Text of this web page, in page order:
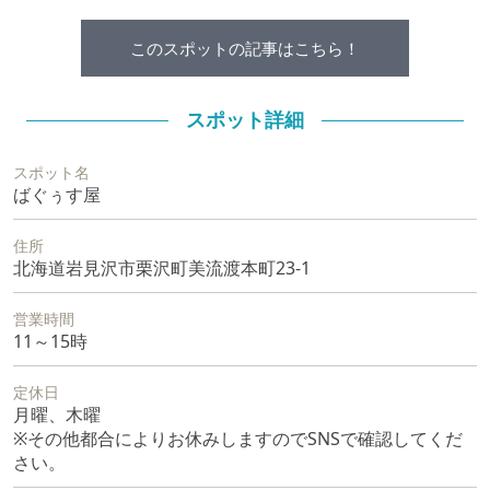
このスポットの記事はこちら！
スポット詳細
スポット名
ばぐぅす屋
住所
北海道岩見沢市栗沢町美流渡本町23-1
営業時間
11～15時
定休日
月曜、木曜
※その他都合によりお休みしますのでSNSで確認してくだ
さい。